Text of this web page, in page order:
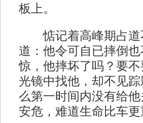
板上。
惦记着高峰期占道
道：他令可自已摔倒
惊，他摔坏了吗？要
光镜中找他，却不见
么第一时间内没有给
安危，难道生命比车更